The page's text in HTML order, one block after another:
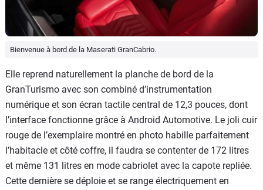
Bienvenue à bord de la Maserati GranCabrio.
Elle reprend naturellement la planche de bord de la
GranTurismo avec son combiné d’instrumentation
numérique et son écran tactile central de 12,3 pouces, dont
l’interface fonctionne grâce à Android Automotive. Le joli cuir
rouge de l’exemplaire montré en photo habille parfaitement
l’habitacle et côté coffre, il faudra se contenter de 172 litres
et même 131 litres en mode cabriolet avec la capote repliée.
Cette dernière se déploie et se range électriquement en